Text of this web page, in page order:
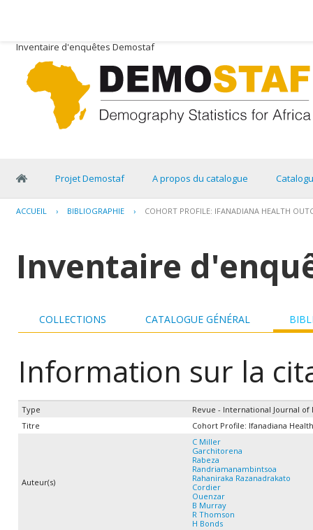
Inventaire d'enquêtes Demostaf
Projet Demostaf A propos du catalogue
ACCUEIL › BIBLIOGRAPHIE › COHORT PROFILE: IFANADIANA HEALTH
Inventaire
COLLECTIONS CATALOGUE GÉNÉRAL
Information sur la
Type
Revue - International Journal of
Titre
Cohort Profile: Ifanadiana
Auteur(s)
C Miller
Garchitorena
Rabeza
Randriamanambintsoa
Rahaniraka Razanadrakato
Cordier
Ouenzar
B Murray
R Thomson
H Bonds